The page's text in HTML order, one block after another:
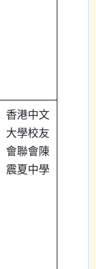
香港中文
大學校友
會聯會陳
震夏中學